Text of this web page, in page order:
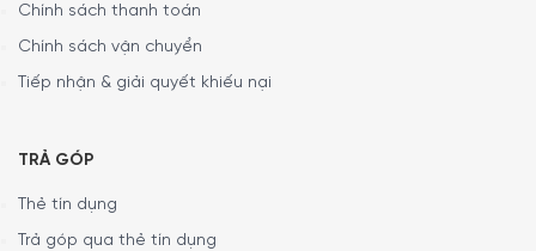
dù bạn có một nhà bếp và phòng khách không gian mở
khí lý tưởng cho tất cả các loại kích thước nhà bếp. Việc
thay mới không khí nên diễn ra từ 6 đến 12 lần một giờ để
Chính sách thanh toán
Chính sách vận chuyển
Tiếp nhận & giải quyết khiếu nại
TRẢ GÓP
Thẻ tín dụng
Trả góp qua thẻ tín dụng